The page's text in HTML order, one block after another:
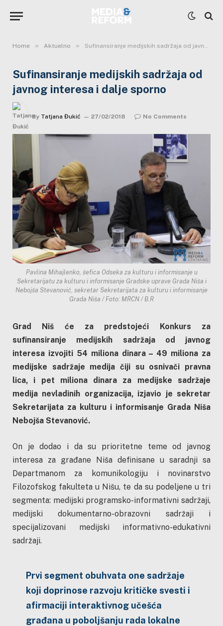
Home » Aktuelno » Sufinansiranje medijskih sadržaja od javnog interesa i dalje sporno
Sufinansiranje medijskih sadržaja od
javnog interesa i dalje sporno
By Tatjana Đukić 27/02/2018 No Comments
Pavlina Mihajlenko, šefica Odseka za kulturu i informisanje u
Sekretarijatu za kulturu i informisanje Gradske uprave Grada Niša i
Nebojša Stevanović, sekretar Sekretarijata za kulturu i informisanje
Grada Niša / Foto: MRCN / B.R
Grad Niš će za predstojeći Konkurs za
sufinansiranje medijskih sadržaja od javnog
interesa izvojiti 54 miliona dinara – 49 miliona za
medijske sadržaje medija čiji su osnivači pravna
lica, i pet miliona dinara za medijske sadržaje
medija nevladinih organizacija, izjavio je sekretar
Sekretarijata za kulturu i informisanje Grada Niša
Nebojša Stevanović.
On je dodao i da su prioritetne teme od javnog
interesa za građane Niša definisane u saradnji sa
Departmanom za komunikologiju i novinarstvo
Filozofskog fakulteta u Nišu, te da su podeljene u tri
segmenta: medijski programsko-informativni sadržaji,
medijski dokumentarno-obrazovni sadržaji i
specijalizovani medijski informativno-edukativni
sadržaji.
Prvi segment obuhvata one sadržaje
koji doprinose razvoju kritičke svesti i
afirmaciji interaktivnog učešća
građana u poboljšanju rada lokalne